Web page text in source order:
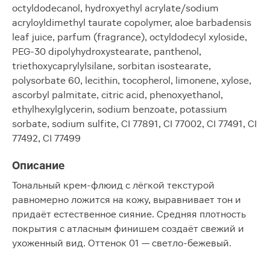
octyldodecanol, hydroxyethyl acrylate/sodium
acryloyldimethyl taurate copolymer, aloe barbadensis
leaf juice, parfum (fragrance), octyldodecyl xyloside,
PEG-30 dipolyhydroxystearate, panthenol,
triethoxycaprylylsilane, sorbitan isostearate,
polysorbate 60, lecithin, tocopherol, limonene, xylose,
ascorbyl palmitate, citric acid, phenoxyethanol,
ethylhexylglycerin, sodium benzoate, potassium
sorbate, sodium sulfite, CI 77891, CI 77002, CI 77491, CI
77492, CI 77499
Описание
Тональный крем-флюид с лёгкой текстурой
равномерно ложится на кожу, выравнивает тон и
придаёт естественное сияние. Средняя плотность
покрытия с атласным финишем создаёт свежий и
ухоженный вид. Оттенок 01 — светло-бежевый.